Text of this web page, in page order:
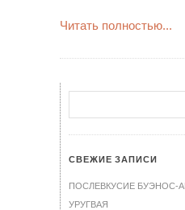
Читать полностью...
СВЕЖИЕ ЗАПИСИ
ПОСЛЕВКУСИЕ БУЭНОС-
УРУГВАЯ